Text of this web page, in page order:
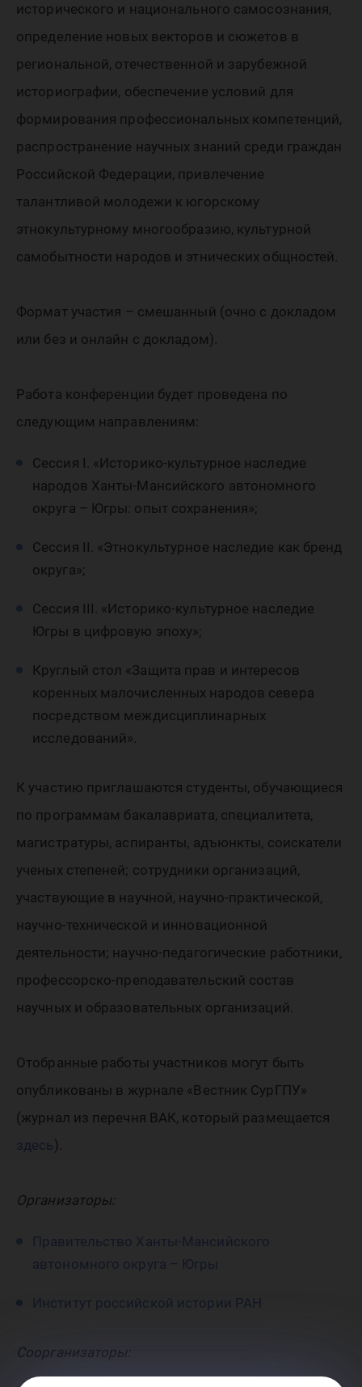
исторического и национального самосознания,
определение новых векторов и сюжетов в
региональной, отечественной и зарубежной
историографии, обеспечение условий для
формирования профессиональных компетенций,
распространение научных знаний среди граждан
Российской Федерации, привлечение
талантливой молодежи к югорскому
этнокультурному многообразию, культурной
самобытности народов и этнических общностей.
Формат участия – смешанный (очно с докладом
или без и онлайн с докладом).
Работа конференции будет проведена по
следующим направлениям:
Сессия I. «Историко-культурное наследие
народов Ханты-Мансийского автономного
округа – Югры: опыт сохранения»;
Сессия II. «Этнокультурное наследие как бренд
округа»;
Сессия III. «Историко-культурное наследие
Югры в цифровую эпоху»;
Круглый стол «Защита прав и интересов
коренных малочисленных народов севера
посредством междисциплинарных
исследований».
К участию приглашаются студенты, обучающиеся
по программам бакалавриата, специалитета,
магистратуры, аспиранты, адъюнкты, соискатели
ученых степеней; сотрудники организаций,
участвующие в научной, научно-практической,
научно-технической и инновационной
деятельности; научно-педагогические работники,
профессорско-преподавательский состав
научных и образовательных организаций.
Отобранные работы участников могут быть
опубликованы в журнале «Вестник СурГПУ»
(журнал из перечня ВАК, который размещается
здесь).
Организаторы:
Правительство Ханты-Мансийского
автономного округа – Югры
Институт российской истории РАН
Соорганизаторы: